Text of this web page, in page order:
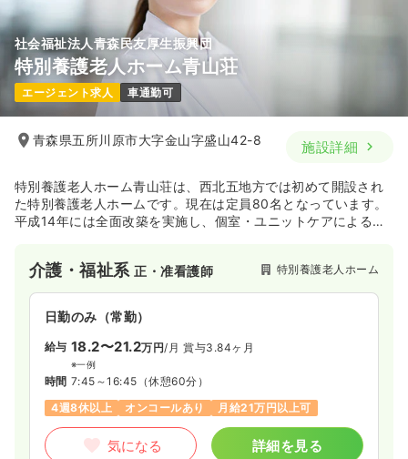
社会福祉法人青森民友厚生振興団
特別養護老人ホーム青山荘
エージェント求人 車通勤可
青森県五所川原市大字金山字盛山42-8 施設詳細
特別養護老人ホーム青山荘は、西北五地方では初めて開設され
た特別養護老人ホームです。現在は定員80名となっています。
平成14年には全面改築を実施し、個室・ユニットケアによる家
ています。
介護・福祉系正・准看護師 特別養護老人ホーム
日勤のみ（常勤）
給与 18.2〜21.2万円/月 賞与3.84ヶ月
※一例
時間 7:45～16:45 （休憩60分）
4週8休以上
オンコールあり 月給21万円以上可
気になる 詳細を見る